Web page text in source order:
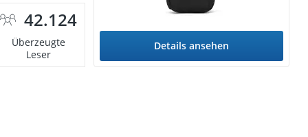
42.124
Überzeugte
Leser
Details ansehen